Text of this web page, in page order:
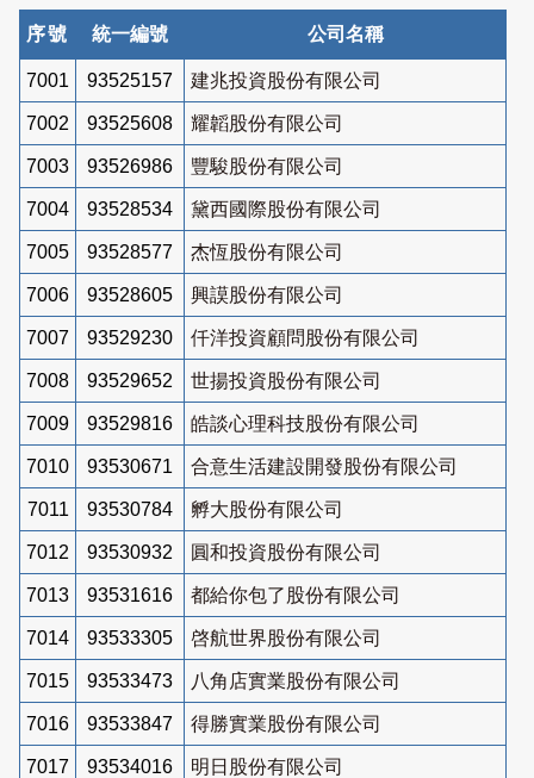
序號 統一編號 公司名稱
7001 93525157 建兆投資股份有限公司
7002 93525608 耀韜股份有限公司
7003 93526986 豐駿股份有限公司
7004 93528534 黛西國際股份有限公司
7005 93528577 杰恆股份有限公司
7006 93528605 興謨股份有限公司
7007 93529230 仟洋投資顧問股份有限公司
7008 93529652 世揚投資股份有限公司
7009 93529816 皓談心理科技股份有限公司
7010 93530671 合意生活建設開發股份有限公司
7011 93530784 孵大股份有限公司
7012 93530932 圓和投資股份有限公司
7013 93531616 都給你包了股份有限公司
7014 93533305 啓航世界股份有限公司
7015 93533473 八角店實業股份有限公司
7016 93533847 得勝實業股份有限公司
7017 93534016 明日股份有限公司